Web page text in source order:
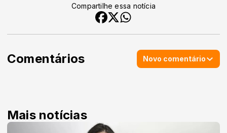
Compartilhe essa notícia
Comentários Novo comentário
Mais notícias